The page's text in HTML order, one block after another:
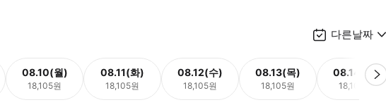
다른날짜
08.10(월)
18,105원
08.11(화)
18,105원
08.12(수)
18,105원
08.13(목)
18,105원
08.14(금)
18,105원